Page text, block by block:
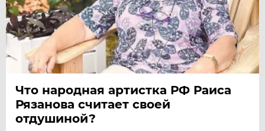
Что народная артист­ка РФ Раиса
Рязанова считает своей
отдушиной?